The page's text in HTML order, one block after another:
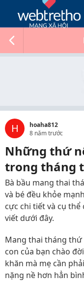
H
hoaha812
8 năm trước
Những thứ
trong tháng
Bà bầu mang thai
và bé đều khỏe
cực chi tiết và cụ
viết dưới đây.
Mang thai tháng thứ
con của bạn chào
khăn mà mẹ cần
nặng nề hơn hẳn